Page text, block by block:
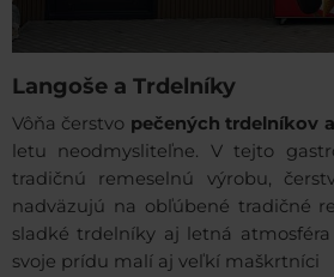
Langoše a Trdelníky
Vôňa čerstvo pečených trdelníkov
letu neodmysliteľne. V tejto
tradičnú remeselnú výrobu,
nadväzujú na obľúbené tradičné
sladké trdelníky aj letná
svoje prídu malí aj veľkí maškrtníci